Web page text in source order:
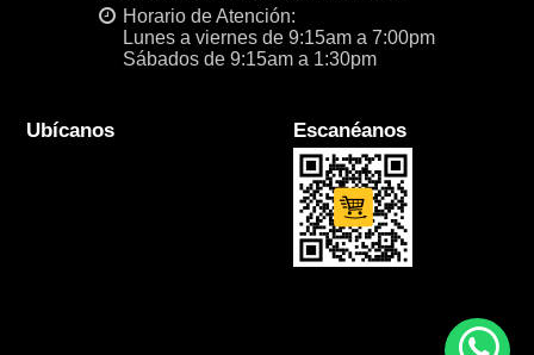
Horario de Atención:
Lunes a viernes de 9:15am a 7:00pm
Sábados de 9:15am a 1:30pm
Ubícanos Escanéanos